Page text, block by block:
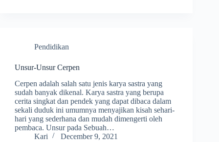
Pendidikan
Unsur-Unsur Cerpen
Cerpen adalah salah satu jenis karya sastra yang
sudah banyak dikenal. Karya sastra yang berupa
cerita singkat dan pendek yang dapat dibaca dalam
sekali duduk ini umumnya menyajikan kisah sehari-
hari yang sederhana dan mudah dimengerti oleh
pembaca. Unsur pada Sebuah…
Kari
December 9, 2021